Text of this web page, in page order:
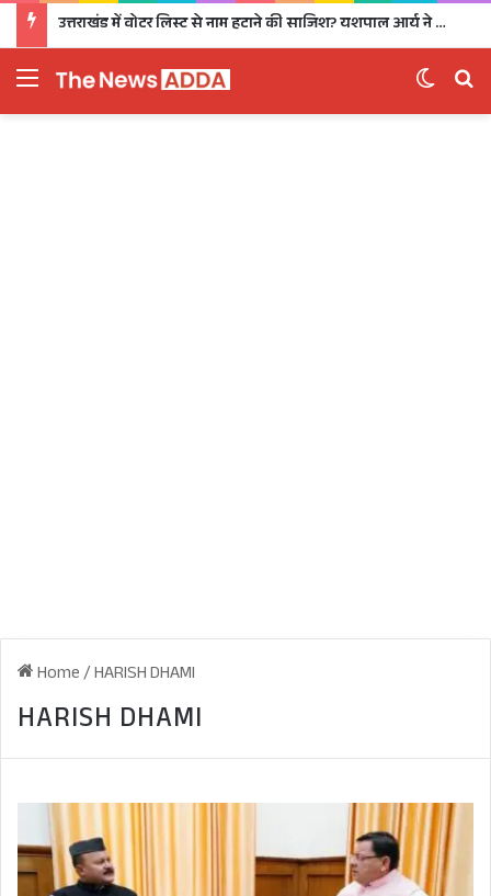
उत्तराखंड में वोटर लिस्ट से नाम हटाने की साजिश? यशपाल आर्य ने उठाए सवाल, उच्चस्तरीय जांच की मांग
Menu
Home/HARISH DHAMI
HARISH DHAMI